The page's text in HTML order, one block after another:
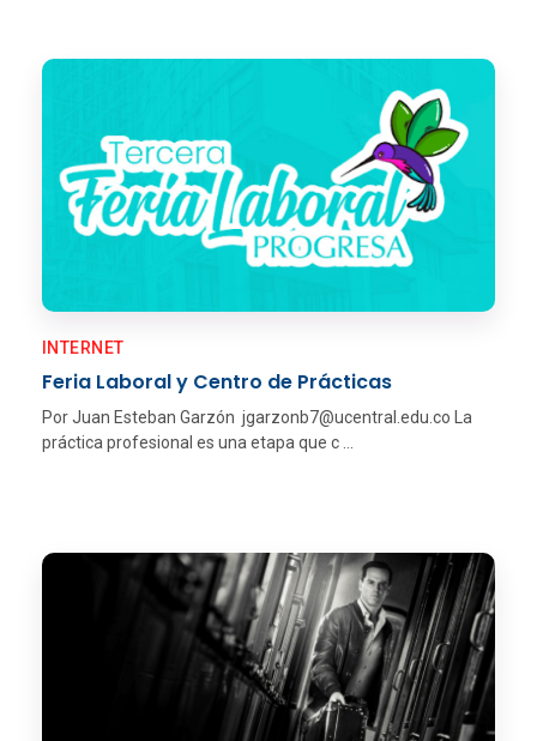
Feria Laboral y Centro de Prácticas
INTERNET
Por Juan Esteban Garzón jgarzonb7@ucentral.edu.co La
práctica profesional es una etapa que c ...